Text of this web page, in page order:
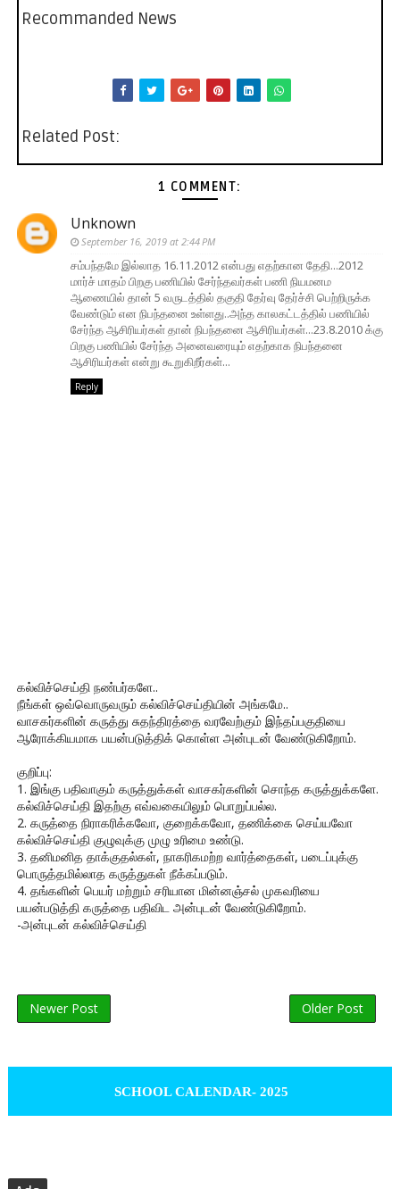
Recommanded News
Related Post:
1 COMMENT:
Unknown
September 16, 2019 at 2:44 PM
சம்பந்தமே இல்லாத 16.11.2012 என்பது எதற்கான தேதி...2012
மார்ச் மாதம் பிறகு பணியில் சேர்ந்தவர்கள் பணி நியமனம
ஆணையில் தான் 5 வருடத்தில் தகுதி தேர்வு தேர்ச்சி பெற்றிருக்க
வேண்டும் என நிபந்தனை உள்ளது..அந்த காலகட்டத்தில் பணியில்
சேர்ந்த ஆசிரியர்கள் தான் நிபந்தனை ஆசிரியர்கள்...23.8.2010 க்கு
பிறகு பணியில் சேர்ந்த அனைவரையும் எதற்காக நிபந்தனை
ஆசிரியர்கள் என்று கூறுகிறீர்கள்...
Reply
கல்விச்செய்தி நண்பர்களே..
நீங்கள் ஒவ்வொருவரும் கல்விச்செய்தியின் அங்கமே..
வாசகர்களின் கருத்து சுதந்திரத்தை வரவேற்கும் இந்தப்பகுதியை
ஆரோக்கியமாக பயன்படுத்திக் கொள்ள அன்புடன் வேண்டுகிறோம்.
குறிப்பு:
1. இங்கு பதிவாகும் கருத்துக்கள் வாசகர்களின் சொந்த கருத்துக்களே.
கல்விச்செய்தி இதற்கு எவ்வகையிலும் பொறுப்பல்ல.
2. கருத்தை நிராகரிக்கவோ, குறைக்கவோ, தணிக்கை செய்யவோ
கல்விச்செய்தி குழுவுக்கு முழு உரிமை உண்டு.
3. தனிமனித தாக்குதல்கள், நாகரிகமற்ற வார்த்தைகள், படைப்புக்கு
பொருத்தமில்லாத கருத்துகள் நீக்கப்படும்.
4. தங்களின் பெயர் மற்றும் சரியான மின்னஞ்சல் முகவரியை
பயன்படுத்தி கருத்தை பதிவிட அன்புடன் வேண்டுகிறோம்.
-அன்புடன் கல்விச்செய்தி
Newer Post Older Post
SCHOOL CALENDAR- 2025